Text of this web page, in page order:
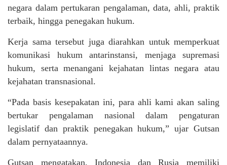
negara dalam pertukaran pengalaman, data, ahli, praktik
terbaik, hingga penegakan hukum.
Kerja sama tersebut juga diarahkan untuk memperkuat
komunikasi hukum antarinstansi, menjaga supremasi
hukum, serta menangani kejahatan lintas negara atau
kejahatan transnasional.
“Pada basis kesepakatan ini, para ahli kami akan saling
bertukar pengalaman nasional dalam pengaturan
legislatif dan praktik penegakan hukum,” ujar Gutsan
dalam pernyataannya.
Gutsan mengatakan, Indonesia dan Rusia memiliki